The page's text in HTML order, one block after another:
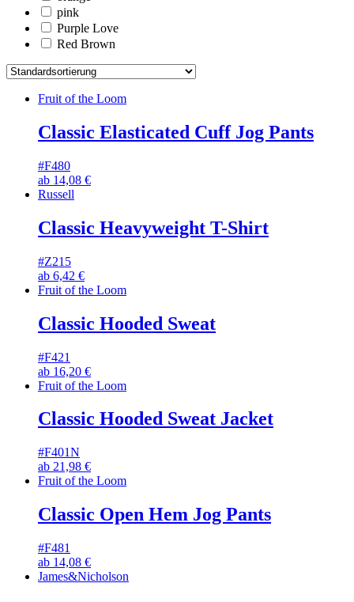
pink
Purple Love
Red Brown
Fruit of the Loom
Classic Elasticated Cuff Jog Pants
#F480
ab 14,08 €
Russell
Classic Heavyweight T-Shirt
#Z215
ab 6,42 €
Fruit of the Loom
Classic Hooded Sweat
#F421
ab 16,20 €
Fruit of the Loom
Classic Hooded Sweat Jacket
#F401N
ab 21,98 €
Fruit of the Loom
Classic Open Hem Jog Pants
#F481
ab 14,08 €
James&Nicholson